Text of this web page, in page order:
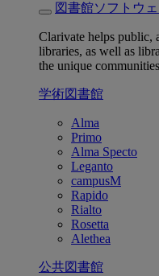
図書館ソフトウ
Clarivate helps public,
libraries, as well as
the unique
学術図書館
Alma
Primo
Alma Specto
Leganto
campusM
Rapido
Rialto
Rosetta
Alethea
公共図書館